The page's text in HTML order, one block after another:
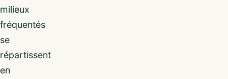
milieux
fréquentés
se
répartissent
en